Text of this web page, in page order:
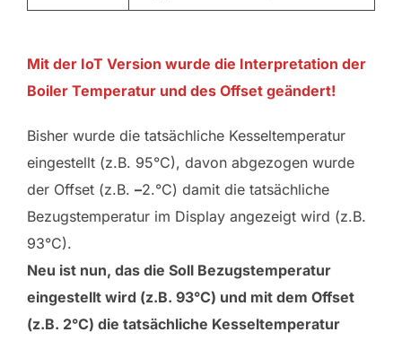
Mit der IoT Version wurde die Interpretation der
Boiler Temperatur und des Offset geändert!
Bisher wurde die tatsächliche Kesseltemperatur
eingestellt (z.B. 95°C), davon abgezogen wurde
der Offset (z.B. –2.°C) damit die tatsächliche
Bezugstemperatur im Display angezeigt wird (z.B.
93°C).
Neu ist nun, das die Soll Bezugstemperatur
eingestellt wird (z.B. 93°C) und mit dem Offset
(z.B. 2°C) die tatsächliche Kesseltemperatur